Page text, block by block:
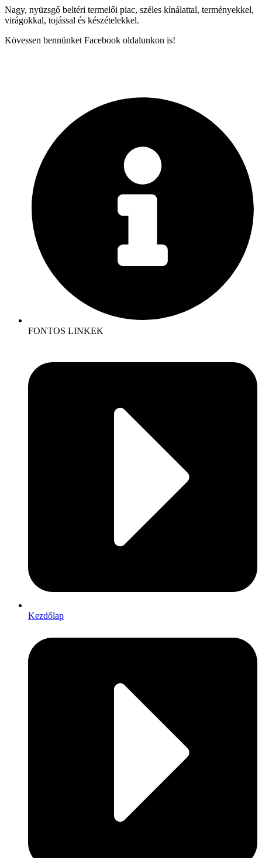
Nagy, nyüzsgő beltéri termelői piac, széles kínálattal, terményekkel,
virágokkal, tojással és készételekkel.
Kövessen bennünket Facebook oldalunkon is!
FONTOS LINKEK
Kezdőlap